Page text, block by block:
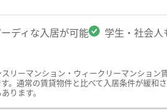
ディな入居が可能 学生・社会人
リーマンション・ウィークリーマンショ
。通常の賃貸物件と比べて入居条件が緩
ります。